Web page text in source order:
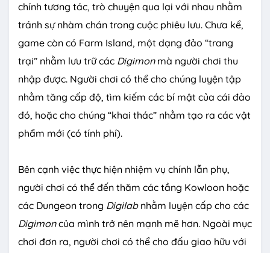
chính tương tác, trò chuyện qua lại với nhau nhằm
tránh sự nhàm chán trong cuộc phiêu lưu. Chưa kể,
game còn có Farm Island, một dạng đảo “trang
trại” nhằm lưu trữ các Digimonmà người chơi thu
nhập được. Người chơi có thể cho chúng luyện tập
nhằm tăng cấp độ, tìm kiếm các bí mật của cái đảo
đó, hoặc cho chúng “khai thác” nhằm tạo ra các vật
phẩm mới (có tính phí).
Bên cạnh việc thực hiện nhiệm vụ chính lẫn phụ,
người chơi có thể đến thăm các tầng Kowloon hoặc
các Dungeon trong Digilabnhằm luyện cấp cho các
Digimoncủa mình trở nên mạnh mẽ hơn. Ngoài mục
chơi đơn ra, người chơi có thể cho đấu giao hữu với